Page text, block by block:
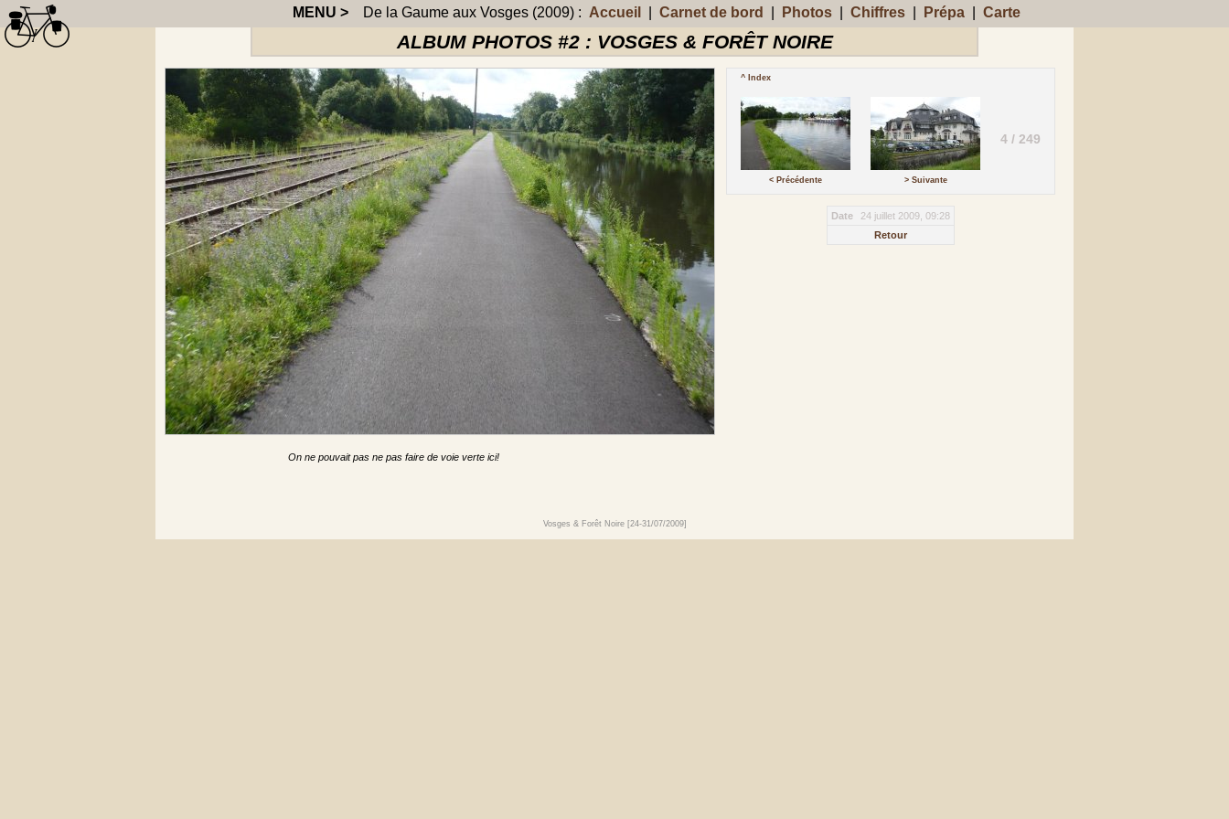
MENU >De la Gaume aux Vosges (2009) : Accueil Carnet de bord Photos| Chiffres| Prépa| Carte
ALBUM PHOTOS #2 : VOSGES & FORÊT NOIRE
On ne pouvait pas ne pas faire de voie verte ici!
^ Index
< Précédente > Suivante
4 / 249
Date
24 juillet 2009, 09:28
Retour
Vosges & Forêt Noire [24-31/07/2009]